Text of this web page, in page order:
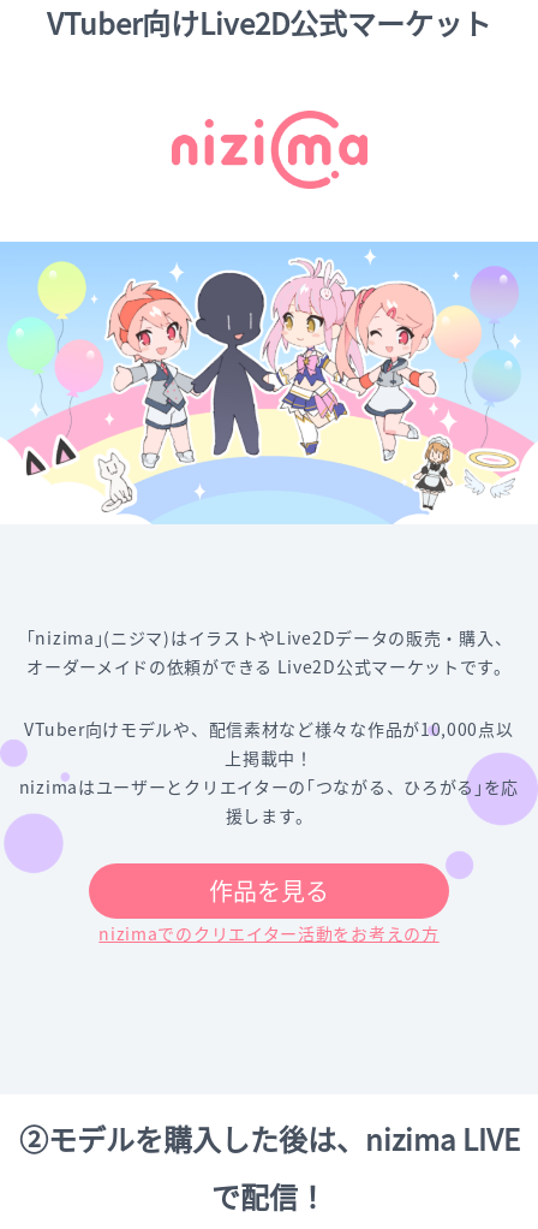
VTuber向けLive2D公式マーケット
｢nizima｣(ニジマ)はイラストやLive2Dデータの販売・購入、
オーダーメイドの依頼ができる Live2D公式マーケットです。
VTuber向けモデルや、配信素材など様々な作品が10,000点以
上掲載中！
nizimaはユーザーとクリエイターの｢つながる、ひろがる｣を応
援します。
作品を見る
nizimaでのクリエイター活動をお考えの方
②モデルを購入した後は、nizima LIVE
で配信！